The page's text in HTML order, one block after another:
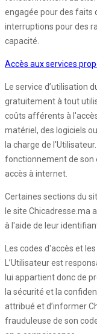
engagée pour des faits
interruptions pour des
capacité.
Accès aux services
Le service d’utilisation
gratuitement à tout
coûts afférents à
matériel, des logiciels
la charge de
fonctionnement de son
accès à internet.
Certaines sections du
le site Chicadresse.ma
à l'aide de leur
Les codes d'accès et
L’Utilisateur est
lui appartient donc de
la sécurité et la
attribué et d’informer
frauduleuse de son